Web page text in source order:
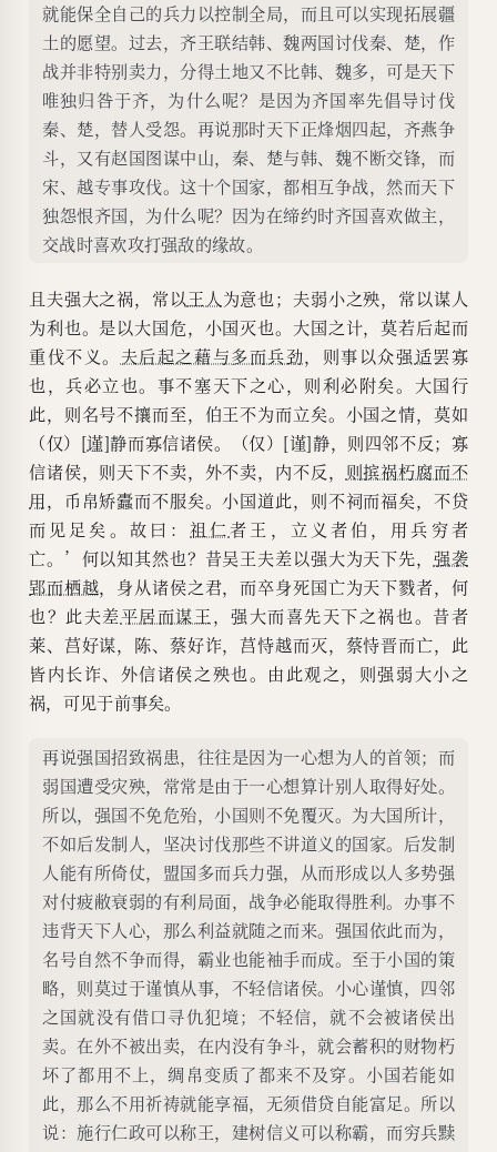
就能保全自己的兵力以控制全局，而且可以实现拓展疆
土的愿望。过去，齐王联结韩、魏两国讨伐秦、楚，作
战并非特别卖力，分得土地又不比韩、魏多，可是天下
唯独归咎于齐，为什么呢？是因为齐国率先倡导讨伐
秦、楚，替人受怨。再说那时天下正烽烟四起，齐燕争
斗，又有赵国图谋中山，秦、楚与韩、魏不断交锋，而
宋、越专事攻伐。这十个国家，都相互争战，然而天下
独怨恨齐国，为什么呢？因为在缔约时齐国喜欢做主，
交战时喜欢攻打强敌的缘故。
且夫强大之祸，常以王人为意也；夫弱小之殃，常以谋人
为利也。是以大国危，小国灭也。大国之计，莫若后起而
重伐不义。 夫后起之藉与多而兵劲，则事以众强适罢寡
也，兵必立也。事不塞天下之心，则利必附矣。大国行
此，则名号不攘而至，伯王不为而立矣。小国之情，莫如
（仅）[谨]静而寡信诸侯。（仅）[谨]静，则四邻不反；寡
信诸侯，则天下不卖，外不卖，内不反， 则摈祸朽腐而不
用，币帛矫蠹而不服矣。小国道此，则不祠而福矣，不贷
而见足矣。故曰：祖仁者王，立义者伯，用兵穷者
亡。’何以知其然也？昔吴王夫差以强大为天下先， 强袭
郢而栖越，身从诸侯之君，而卒身死国亡为天下戮者，何
也？此夫差平居而谋王，强大而喜先天下之祸也。昔者
莱、莒好谋，陈、蔡好诈，莒恃越而灭，蔡恃晋而亡，此
皆内长诈、外信诸侯之殃也。由此观之，则强弱大小之
祸，可见于前事矣。
再说强国招致祸患，往往是因为一心想为人的首领；而
弱国遭受灾殃，常常是由于一心想算计别人取得好处。
所以，强国不免危殆，小国则不免覆灭。为大国所计，
不如后发制人，坚决讨伐那些不讲道义的国家。后发制
人能有所倚仗，盟国多而兵力强，从而形成以人多势强
对付疲敝衰弱的有利局面，战争必能取得胜利。办事不
违背天下人心，那么利益就随之而来。强国依此而为，
名号自然不争而得，霸业也能袖手而成。至于小国的策
略，则莫过于谨慎从事，不轻信诸侯。小心谨慎，四邻
之国就没有借口寻仇犯境；不轻信，就不会被诸侯出
卖。在外不被出卖，在内没有争斗，就会蓄积的财物朽
坏了都用不上，绸帛变质了都来不及穿。小国若能如
此，那么不用祈祷就能享福，无须借贷自能富足。所以
说：施行仁政可以称王，建树信义可以称霸，而穷兵黩